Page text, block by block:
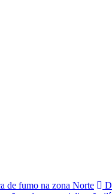
de fumo na zona Norte